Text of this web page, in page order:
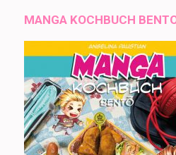
MANGA KOCHBUCH